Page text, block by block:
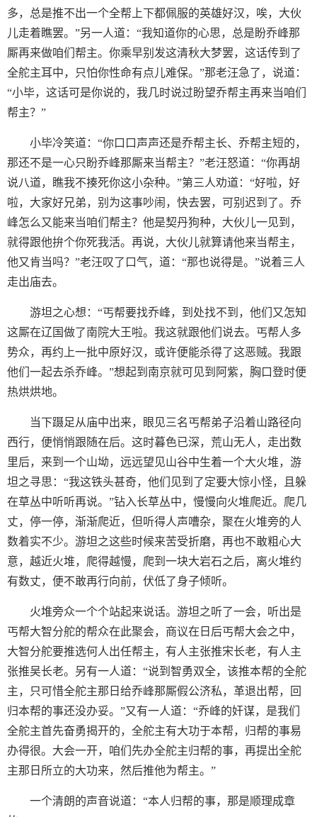
多，总是推不出一个全帮上下都佩服的英雄好汉，唉，大伙
儿走着瞧罢。”另一人道：“我知道你的心思，总是盼乔峰那
厮再来做咱们帮主。你乘早别发这清秋大梦罢，这话传到了
全舵主耳中，只怕你性命有点儿难保。”那老汪急了，说道：
“小毕，这话可是你说的，我几时说过盼望乔帮主再来当咱们
帮主？”
小毕冷笑道：“你口口声声还是乔帮主长、乔帮主短的，
那还不是一心只盼乔峰那厮来当帮主？”老汪怒道：“你再胡
说八道，瞧我不揍死你这小杂种。”第三人劝道：“好啦，好
啦，大家好兄弟，别为这事吵闹，快去罢，可别迟到了。乔
峰怎么又能来当咱们帮主？他是契丹狗种，大伙儿一见到，
就得跟他拚个你死我活。再说，大伙儿就算请他来当帮主，
他又肯当吗？”老汪叹了口气，道：“那也说得是。”说着三人
走出庙去。
游坦之心想：“丐帮要找乔峰，到处找不到，他们又怎知
这厮在辽国做了南院大王啦。我这就跟他们说去。丐帮人多
势众，再约上一批中原好汉，或许便能杀得了这恶贼。我跟
他们一起去杀乔峰。”想起到南京就可见到阿紫，胸口登时便
热烘烘地。
当下蹑足从庙中出来，眼见三名丐帮弟子沿着山路径向
西行，便悄悄跟随在后。这时暮色已深，荒山无人，走出数
里后，来到一个山坳，远远望见山谷中生着一个大火堆，游
坦之寻思：“我这铁头甚奇，他们见到了定要大惊小怪，且躲
在草丛中听听再说。”钻入长草丛中，慢慢向火堆爬近。爬几
丈，停一停，渐渐爬近，但听得人声嘈杂，聚在火堆旁的人
数着实不少。游坦之这些时候来苦受折磨，再也不敢粗心大
意，越近火堆，爬得越慢，爬到一块大岩石之后，离火堆约
有数丈，便不敢再行向前，伏低了身子倾听。
火堆旁众一个个站起来说话。游坦之听了一会，听出是
丐帮大智分舵的帮众在此聚会，商议在日后丐帮大会之中，
大智分舵要推选何人出任帮主，有人主张推宋长老，有人主
张推吴长老。另有一人道：“说到智勇双全，该推本帮的全舵
主，只可惜全舵主那日给乔峰那厮假公济私，革退出帮，回
归本帮的事还没办妥。”又有一人道：“乔峰的奸谋，是我们
全舵主首先奋勇揭开的，全舵主有大功于本帮，归帮的事易
办得很。大会一开，咱们先办全舵主归帮的事，再提出全舵
主那日所立的大功来，然后推他为帮主。”
一个清朗的声音说道：“本人归帮的事，那是顺理成章